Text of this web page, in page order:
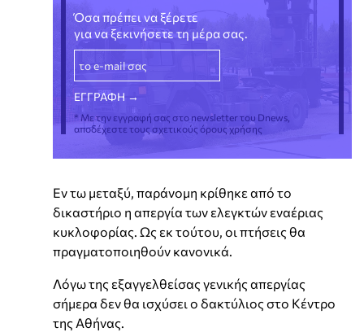
Όσα πρέπει να ξέρετε
για να ξεκινήσετε τη μέρα σας.
* Με την εγγραφή σας στο newsletter του Dnews,
αποδέχεστε τους σχετικούς όρους χρήσης
Εν τω μεταξύ, παράνομη κρίθηκε από το
δικαστήριο η απεργία των ελεγκτών εναέριας
κυκλοφορίας. Ως εκ τούτου, οι πτήσεις θα
πραγματοποιηθούν κανονικά.
Λόγω της εξαγγελθείσας γενικής απεργίας
σήμερα δεν θα ισχύσει ο δακτύλιος στο Κέντρο
της Αθήνας.